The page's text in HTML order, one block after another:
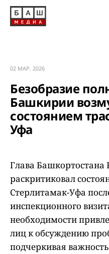
02 МАР. 2026
Безобразие
Башкирии
состоянием
Уфа
Глава Башкортостана
раскритиковал
Стерлитамак-Уфа
инспекционного
необходимости
лиц к обсуждению
подчеркивая